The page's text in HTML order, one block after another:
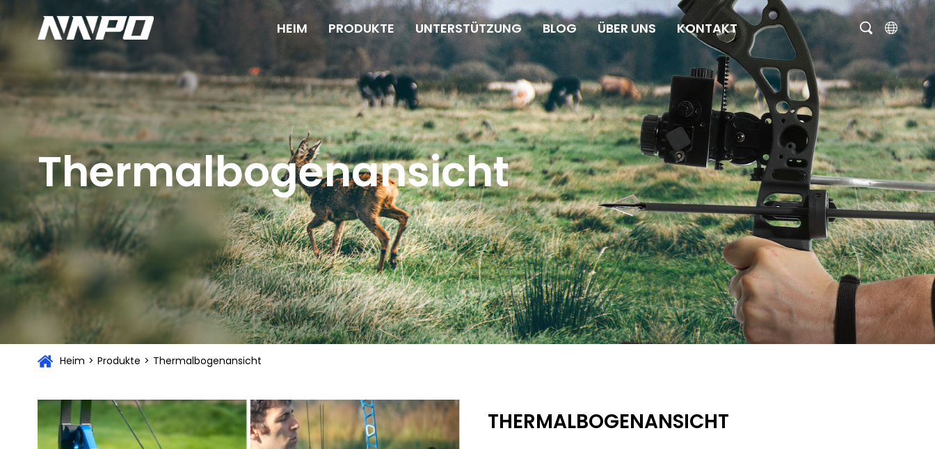
HEIM PRODUKTE UNTERSTÜTZUNG BLOG ÜBER UNS KONTAKT
English
čeština
Deutsch
Français
Italiano
Português
Brasil
Русский
slovenský
Thermalbogenansicht
Heim > Produkte > Thermalbogenansicht
THERMALBOGENANSICHT